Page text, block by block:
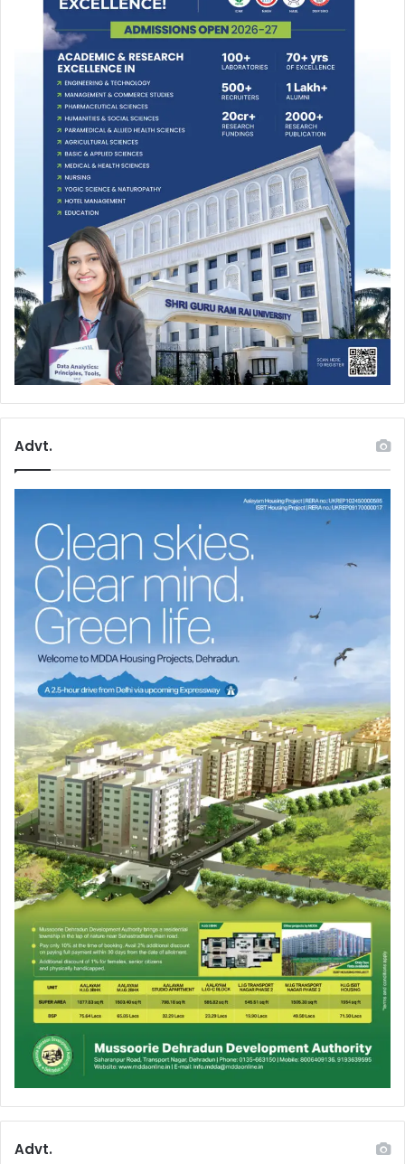
Advt.
Advt.